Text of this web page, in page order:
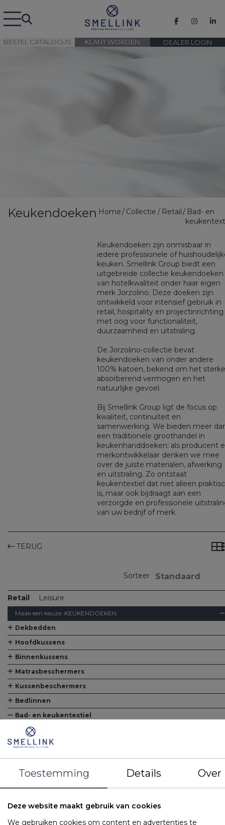
BESTEL CATALOGUS DEALER LOGIN
KLANT WORDEN
Home Collectie Retail
Bad- en
Keukendoeken
Keukendoeken zijn onmisbaar in
iedere professionele of
keuken. Smellink Group biedt een
uitgebreide collectie keukendoeken
van hotelkwaliteit onder haar eigen
merk Jorzolino. Deze doeken zijn
ontwikkeld voor intensief gebruik in
retail, hospitality en projectinrichting
met oog voor functionaliteit,
duurzaamheid en uitstraling.
De Jorzolino-collectie bevat
keukendoeken van onder andere
100% katoen, bekend om het sterke
absorberend vermogen en het
natuurlijke gevoel.
Bij Smellink Group ligt de focus op
kwaliteit, continuïteit en
samenwerking. We bieden meer
een traditionele groothandel in
keukenhanddoeken: als producent
merkontwikkelaar denken we mee
over de juiste materialen, afwerking
en uitstraling. Zo ontstaat
keukentextiel dat niet alleen
is, maar ook bijdraagt aan een
verzorgde en professionele
van uw bedrijf of merk.
Retail Leisure
Maak een keuze: KEUKENDOEKEN
Dekbedden
Alle Dekbedden
Dekbedden
Kinderdekbedjes
Hoofdkussens
Alle Hoofdkussens
Hoofdkussens
Kinderkussens
Gilder ZEN-pillows
Gilder ZEN support-pillows
QUITO memory foam-pillows
Binnenkussens
Alle Binnenkussens
Binnenkussens
Matrasbeschermers
Alle Matrasbeschermers
Matrasbeschermers
Matrasbeschermers - speciaal voor split
Matrasbeschermers - speciaal voor topper
Kussenbeschermers
Alle Kussenbeschermers
Kussenbeschermers
Bedlinnen
Alle Bedlinnen
Hoeslakens
Hoeslakens - speciaal voor topper
Hoeslakens - speciaal voor split
Lakens
Kussenslopen
Dekbedovertreksets
Bad- en keukentextiel
Alle Bad- en keukentextiel
Baddoeken/badlakens
Badmatten
Keukendoeken
Theedoeken/droogdoeken
Werkdoekjes
TERUG
Sorteer
Toestemming Details Over
Deze website maakt gebruik van cookies
We gebruiken cookies om content en advertenties te